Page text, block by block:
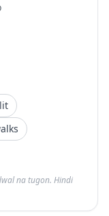
na tugon. Hindi